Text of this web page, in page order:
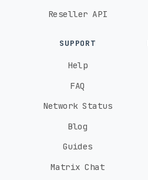
Reseller API
SUPPORT
Help
FAQ
Network Status
Blog
Guides
Matrix Chat